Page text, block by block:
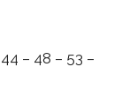
– 48 – 53 –